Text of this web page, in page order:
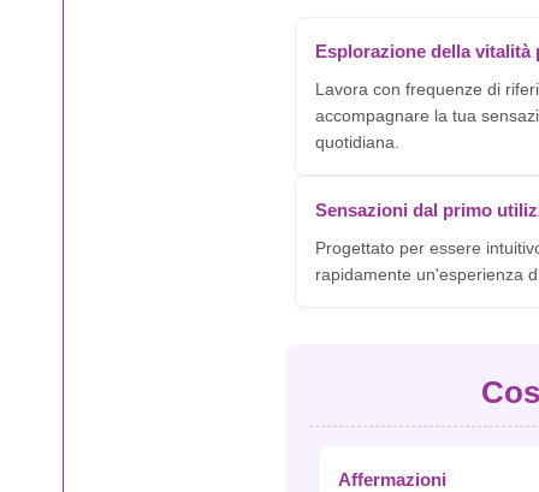
Esplorazione della vitalità
Lavora con frequenze di
accompagnare la tua
quotidiana.
Sensazioni dal primo
Progettato per essere
rapidamente un'esperienza
Affermazioni